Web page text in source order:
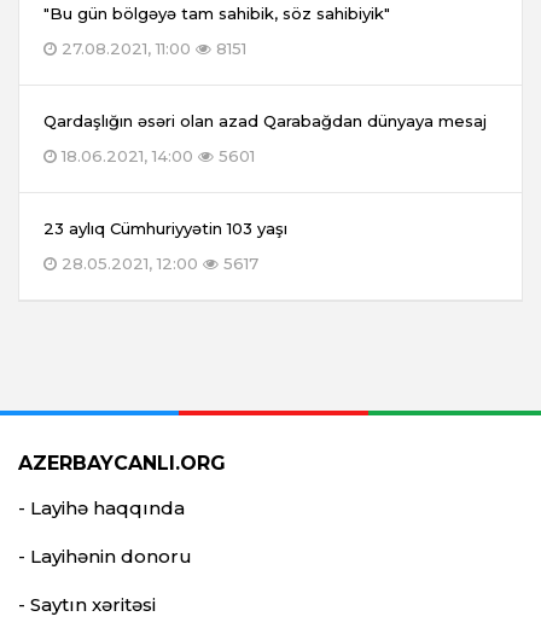
"Bu gün bölgəyə tam sahibik, söz sahibiyik"
27.08.2021, 11:00
8151
Qardaşlığın əsəri olan azad Qarabağdan dünyaya mesaj
18.06.2021, 14:00
5601
23 aylıq Cümhuriyyətin 103 yaşı
28.05.2021, 12:00
5617
AZERBAYCANLI.ORG
- Layihə haqqında
- Layihənin donoru
- Saytın xəritəsi